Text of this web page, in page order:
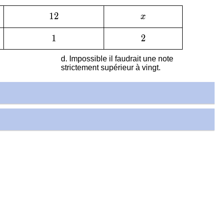
12
12 x
x
1
1 2
2
Impossible il faudrait une note
strictement supérieur à vingt.